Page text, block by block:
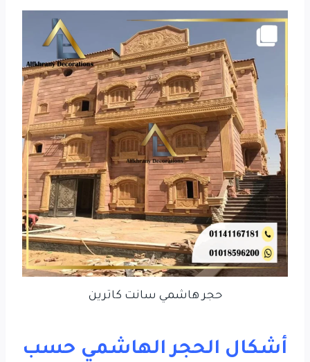
حجر هاشمي سانت كاترين
أشكال الحجر الهاشمي حسب